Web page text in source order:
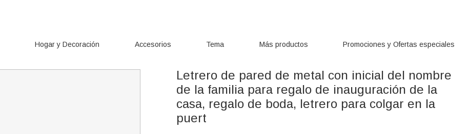
Hogar y Decoración Accesorios Tema Más productos Promociones y Ofertas especiales
Letrero de pared de metal con inicial del nombre
de la familia para regalo de inauguración de la
casa, regalo de boda, letrero para colgar en la
puert